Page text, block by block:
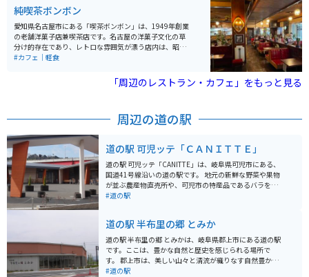
タワー」、岐阜県下有数の大型複合遊具などもあり、夫
婦、カップル、友人、ファミリーなど幅広い層で楽しめ
る。
純喫茶ボンボン
愛知県名古屋市にある「喫茶ボンボン」は、1949年創業
の老舗洋菓子店兼喫茶店です。名古屋の洋菓子文化の草
分け的存在であり、レトロな雰囲気が漂う店内は、昭和
の時代にタイムスリップしたかのような感覚を楽しめま
モーニングやランチメニューも充実しています。特に人
気なのは、しっかりと甘いクリームを使ったケーキや、
愛されています。街中にありますが、大通りに面してお
#カフェ｜軽食
「周辺のレストラン・カフェ」をもっと見る
周辺の道の駅
道の駅 可児ッテ「ＣＡＮＩＴＴＥ」
道の駅 可児ッテ「CANITTE」は、岐阜県可児市にある、
国道41号線沿いの道の駅です。 地元の新鮮な野菜や果物
が並ぶ農産物直売所や、可児市の特産品であるバラを使
った商品を販売するショップ、地元の食材を使った料理
グの休憩場所としても最適です。 可児市は、バラの栽培
が盛んなことで知られており、「花フェスタ記念公園」
などのバラ園があります。また、美濃焼の産地としても
有名で、道の駅でも美濃焼の販売コーナーがあります。
可児ッテ「CANITTE」は、地元の魅力が詰まった道の駅
#道の駅
道の駅 半布里の郷 とみか
道の駅 半布里の郷 とみかは、岐阜県郡上市にある道の駅
です。ここは、豊かな自然と歴史を感じられる場所で
す。 郡上市は、美しい山々と清流が織りなす自然豊かな
地域であり、夏は涼しく避暑地としても人気がありま
#道の駅